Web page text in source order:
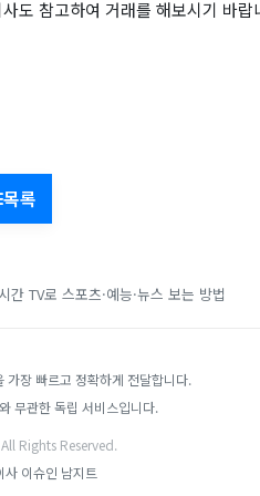
도 참고하여 거래를 해보시기 바랍
목록
간 TV로 스포츠·예능·뉴스 보는 방법
장 빠르고 정확하게 전달합니다.
무관한 독립 서비스입니다.
Rights Reserved.
사 이슈인 남지트